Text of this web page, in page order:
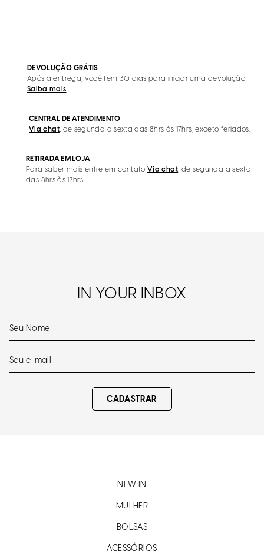
DEVOLUÇÃO GRÁTIS
Após a entrega, você tem 30 dias para iniciar uma devolução
Saiba mais
CENTRAL DE ATENDIMENTO
Via chat, de segunda a sexta das 8hrs às 17hrs, exceto feriados.
RETIRADA EM LOJA
Para saber mais entre em contato Via chat, de segunda a sexta
das 8hrs às 17hrs
IN YOUR INBOX
CADASTRAR
NEW IN
MULHER
BOLSAS
ACESSÓRIOS